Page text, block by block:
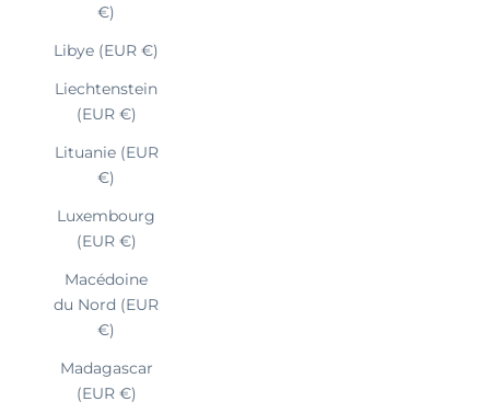
€)
Libye (EUR €)
Liechtenstein
(EUR €)
Lituanie (EUR
€)
Luxembourg
(EUR €)
Macédoine
du Nord (EUR
€)
Madagascar
(EUR €)